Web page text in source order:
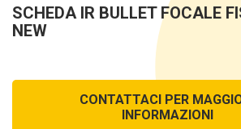
SCHEDA IR BULLET FOCALE
NEW
CONTATTACI PER
INFORMAZIONI